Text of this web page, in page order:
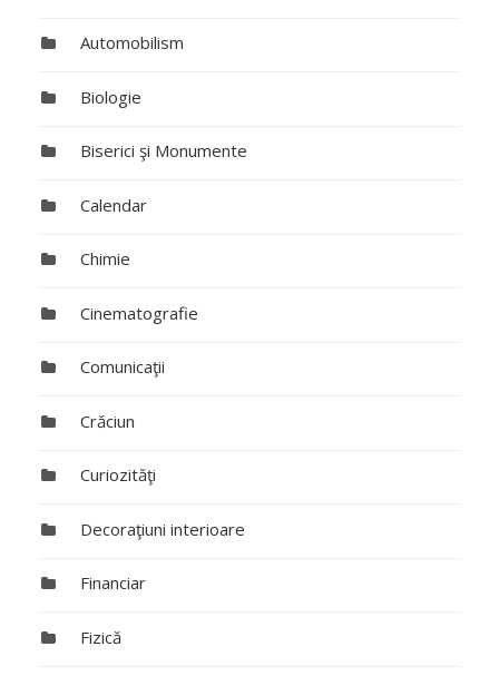
Automobilism
Biologie
Biserici şi Monumente
Calendar
Chimie
Cinematografie
Comunicaţii
Crăciun
Curiozităţi
Decoraţiuni interioare
Financiar
Fizică